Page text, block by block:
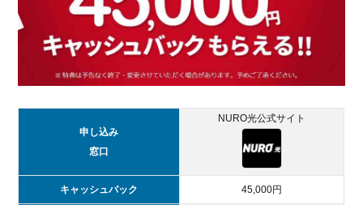
申し込み
窓口
NURO光公式サイト
キャッシュバック 45,000円